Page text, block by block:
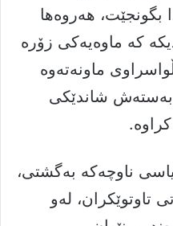
بگونجێت، هەروەها
کە ماوەیەکى زۆرە
ماونەتەوە
شاندێکى
ناوچەکە بەگشتى،
تاوتوێکران، لەو